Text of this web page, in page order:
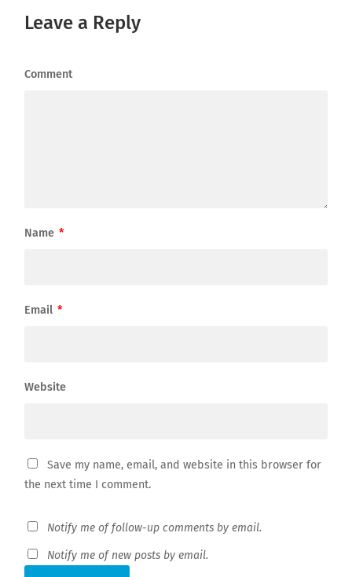
Leave a Reply
Comment
Name *
Email *
Website
Save my name, email, and website in this browser for
the next time I comment.
Notify me of follow-up comments by email.
Notify me of new posts by email.